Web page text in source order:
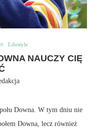
Lifestyle
NAUCZY CIĘ
Downa. W tym dniu nie
Downa, lecz również